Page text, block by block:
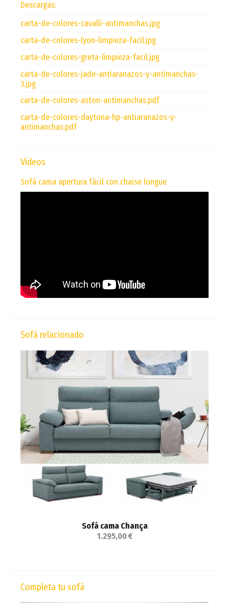
Descargas:
carta-de-colores-cavalli-antimanchas.jpg
carta-de-colores-lyon-limpieza-facil.jpg
carta-de-colores-greta-limpieza-facil.jpg
carta-de-colores-jade-antiaranazos-y-antimanchas-
3.jpg
carta-de-colores-aston-antimanchas.pdf
carta-de-colores-daytona-hp-antiaranazos-y-
antimanchas.pdf
Vídeos
Sofá cama apertura fácil con chaise longue
Sofá relacionado
Sofá cama Chança
1.295,00 €
Completa tu sofá